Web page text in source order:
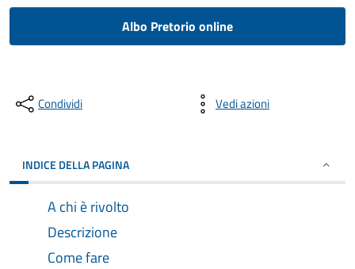
Albo Pretorio online
Condividi Vedi azioni
INDICE DELLA PAGINA
A chi è rivolto
Descrizione
Come fare